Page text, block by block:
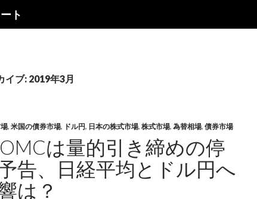
ト
イブ: 2019年3月
, 米国の債券市場, ドル円, 日本の株式市場, 株式市場, 為替相場, 債券市場
は量的引き締めの停
告、日経平均とドル円へ
は？